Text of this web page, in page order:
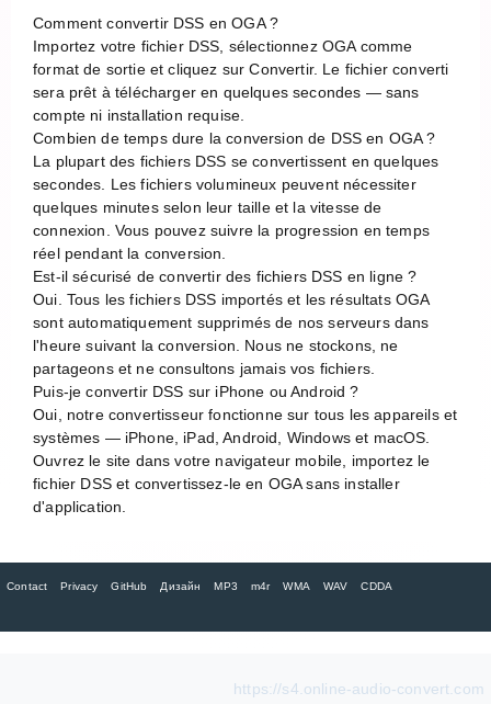
Comment convertir DSS en OGA ?
Importez votre fichier DSS, sélectionnez OGA comme
format de sortie et cliquez sur Convertir. Le fichier converti
sera prêt à télécharger en quelques secondes — sans
compte ni installation requise.
Combien de temps dure la conversion de DSS en OGA ?
La plupart des fichiers DSS se convertissent en quelques
secondes. Les fichiers volumineux peuvent nécessiter
quelques minutes selon leur taille et la vitesse de
connexion. Vous pouvez suivre la progression en temps
réel pendant la conversion.
Est-il sécurisé de convertir des fichiers DSS en ligne ?
Oui. Tous les fichiers DSS importés et les résultats OGA
sont automatiquement supprimés de nos serveurs dans
l'heure suivant la conversion. Nous ne stockons, ne
partageons et ne consultons jamais vos fichiers.
Puis-je convertir DSS sur iPhone ou Android ?
Oui, notre convertisseur fonctionne sur tous les appareils et
systèmes — iPhone, iPad, Android, Windows et macOS.
Ouvrez le site dans votre navigateur mobile, importez le
fichier DSS et convertissez-le en OGA sans installer
d'application.
Contact Privacy GitHub Дизайн MP3 m4r WMA WAV CDDA
https://s4.online-audio-convert.com